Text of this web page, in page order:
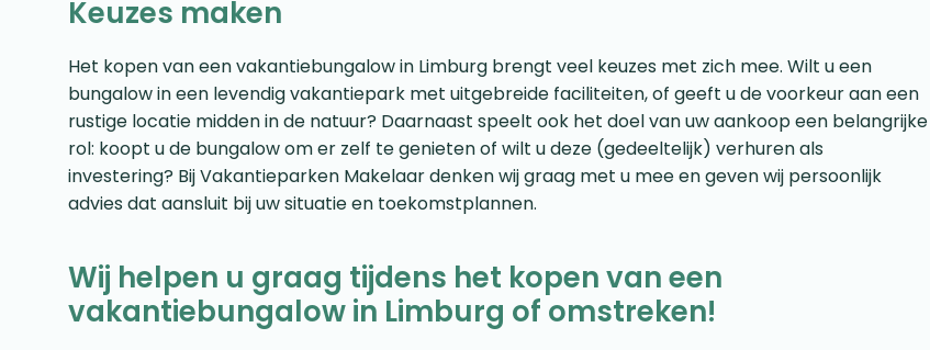
Keuzes maken
Het kopen van een vakantiebungalow in Limburg brengt veel keuzes met zich mee. Wilt u een
bungalow in een levendig vakantiepark met uitgebreide faciliteiten, of geeft u de voorkeur aan een
rustige locatie midden in de natuur? Daarnaast speelt ook het doel van uw aankoop een belangrijke
rol: koopt u de bungalow om er zelf te genieten of wilt u deze (gedeeltelijk) verhuren als
investering? Bij Vakantieparken Makelaar denken wij graag met u mee en geven wij persoonlijk
advies dat aansluit bij uw situatie en toekomstplannen.
Wij helpen u graag tijdens het kopen van een
vakantiebungalow in Limburg of omstreken!